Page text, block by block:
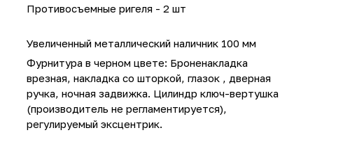
Противосъемные ригеля - 2 шт
Увеличенный металлический наличник 100 мм
Фурнитура в черном цвете: Броненакладка
врезная, накладка со шторкой, глазок , дверная
ручка, ночная задвижка. Цилиндр ключ-вертушка
(производитель не регламентируется),
регулируемый эксцентрик.